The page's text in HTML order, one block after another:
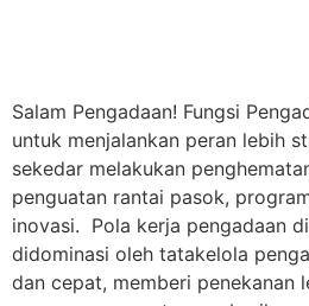
Salam Pengadaan! Fungsi
untuk menjalankan peran lebih
sekedar melakukan
penguatan rantai pasok,
inovasi. Pola kerja pengadaan
didominasi oleh tatakelola
dan cepat, memberi penekanan